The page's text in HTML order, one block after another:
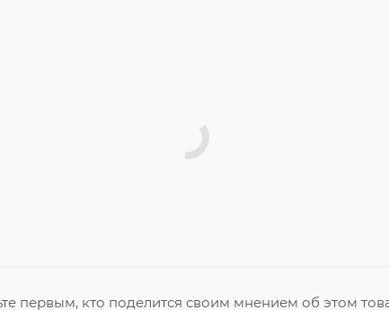
первым, кто поделится своим мнением об этом